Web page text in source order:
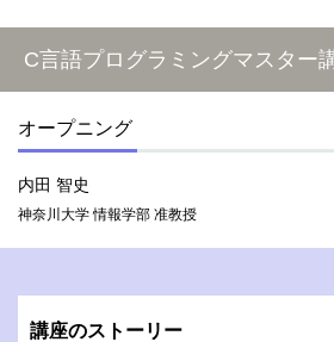
C言語プログラミングマスター
オープニング
内田 智史
神奈川大学 情報学部 准教授
講座のストーリー